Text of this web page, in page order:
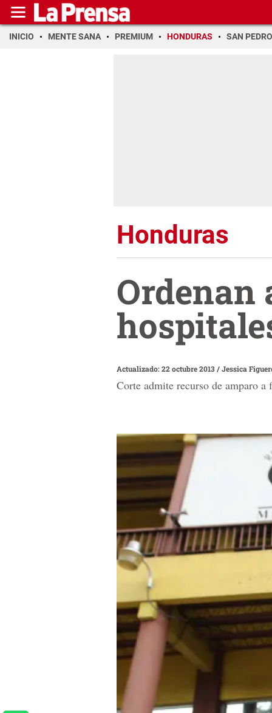
INICIO MENTE SANA PREMIUM HONDURAS SAN PEDRO
Honduras
Ordenan
Actualizado: 22 octubre 2013/Jessica
Corte admite recurso de amparo a